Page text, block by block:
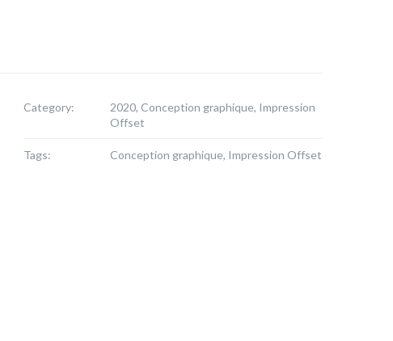
Category:
2020, Conception graphique, Impression
Offset
Tags: Conception graphique, Impression Offset